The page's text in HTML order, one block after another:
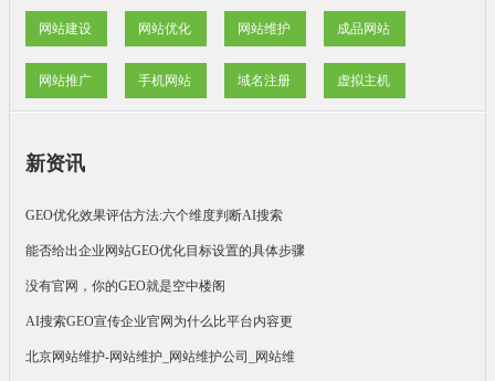
网站建设 网站优化 网站维护 成品网站
网站推广 手机网站 域名注册 虚拟主机
新资讯
GEO优化效果评估方法:六个维度判断AI搜索
能否给出企业网站GEO优化目标设置的具体步骤
没有官网，你的GEO就是空中楼阁
AI搜索GEO宣传企业官网为什么比平台内容更
北京网站维护-网站维护_网站维护公司_网站维